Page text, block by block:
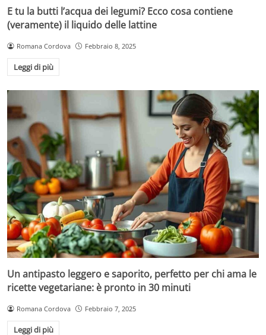
E tu la butti l’acqua dei legumi? Ecco cosa contiene
(veramente) il liquido delle lattine
Romana Cordova Febbraio 8, 2025
Leggi di più
Un antipasto leggero e saporito, perfetto per chi ama le
ricette vegetariane: è pronto in 30 minuti
Romana Cordova Febbraio 7, 2025
Leggi di più